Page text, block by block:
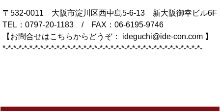
〒532-0011 大阪市淀川区西中島5-6-13 新大阪御幸ビル6F
TEL：0797-20-1183 / FAX：06-6195-9746
【お問合せはこちらからどうぞ： ideguchi@ide-con.com 】
*-*-*-*-*-*-*-*-*-*-*-*-*-*-*-*-*-*-*-*-*-*-*-*-*-*-*-*-*-*-*-*-*-*-*-*-*-